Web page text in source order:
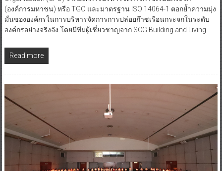
(องค์การมหาชน) หรือ TGO และมาตรฐาน ISO 14064-1 ตอกย้ำความมุ่ง
มั่นขององค์กรในการบริหารจัดการการปล่อยก๊าซเรือนกระจกในระดับ
องค์กรอย่างจริงจัง โดยมีทีมผู้เชี่ยวชาญจาก SCG Building and Living
Read more